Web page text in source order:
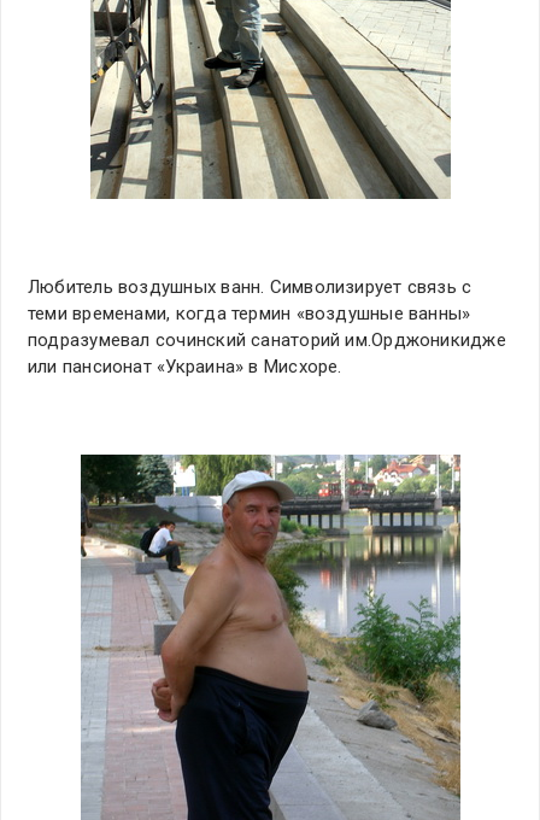
Любитель воздушных ванн. Символизирует связь с
теми временами, когда термин «воздушные ванны»
подразумевал сочинский санаторий им.Орджоникидже
или пансионат «Украина» в Мисхоре.